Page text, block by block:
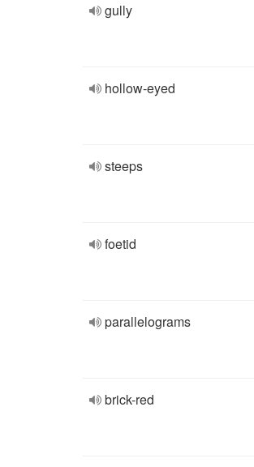
gully
hollow-eyed
steeps
foetid
parallelograms
brick-red